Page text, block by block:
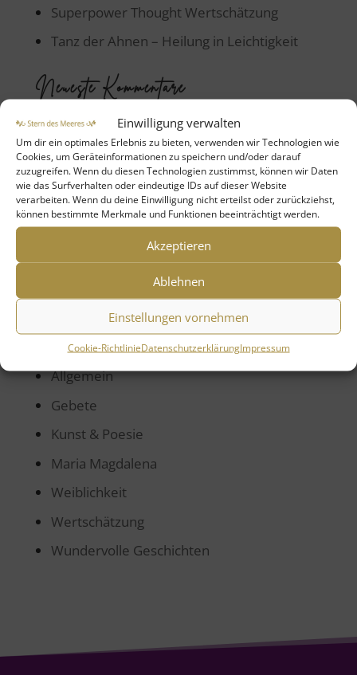
Einwilligung verwalten
Um dir ein optimales Erlebnis zu bieten, verwenden wir Technologien wie
Cookies, um Geräteinformationen zu speichern und/oder darauf
zuzugreifen. Wenn du diesen Technologien zustimmst, können wir Daten
wie das Surfverhalten oder eindeutige IDs auf dieser Website
verarbeiten. Wenn du deine Einwilligung nicht erteilst oder zurückziehst,
können bestimmte Merkmale und Funktionen beeinträchtigt werden.
Akzeptieren
Ablehnen
Einstellungen vornehmen
Cookie-RichtlinieDatenschutzerklärungImpressum
Superpower Thought Wertschätzung
Tanz der Ahnen – Heilung in Leichtigkeit
Neueste Kommentare
Brigitt zu
Maria Magdalena – die Kraft des
Segnens & Salbens
Marion HellwigzuVom Traum zum Tun
Gabriele UngerzuVom Traum zum Tun
Beatrix LoopzuMaria Magdalena –
Pionierin der Liebe, Mut und Wahrheit
zuMutter Maria – Leben
mit der Kraft Gottes
Kategorien
Allgemein
Gebete
Kunst & Poesie
Maria Magdalena
Weiblichkeit
Wertschätzung
Wundervolle Geschichten